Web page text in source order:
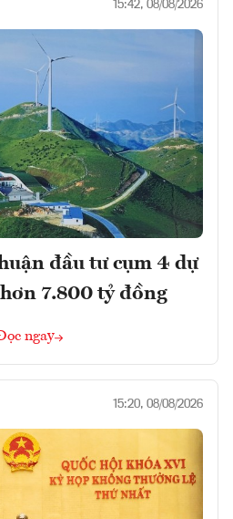
15:42, 08/08/2026
đầu tư cụm 4 dự
7.800 tỷ đồng
ngay
15:20, 08/08/2026